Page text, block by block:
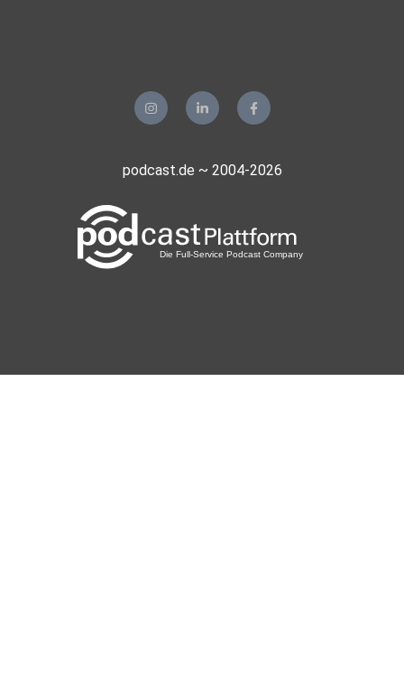
podcast.de ~ 2004-2026